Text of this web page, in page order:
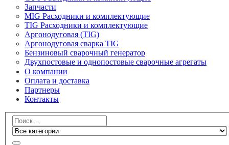
Запчасти
MIG Расходники и комплектующие
TIG Расходники и комплектующие
Аргонодуговая (TIG)
Аргонодуговая сварка TIG
Бензиновый сварочный генератор
Двухпостовые и однопостовые сварочные агрегаты
О компании
Оплата и доставка
Партнеры
Контакты